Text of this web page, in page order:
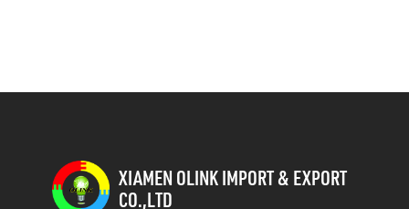
XIAMEN OLINK IMPORT & EXPORT
CO.,LTD